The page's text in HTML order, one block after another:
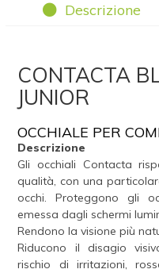
Descrizione
CONTACTA
JUNIOR
OCCHIALE PER
Descrizione
Gli occhiali Contacta
qualità, con una
occhi. Proteggono gli
emessa dagli schermi
Rendono la visione più
Riducono il disagio
rischio di irritazioni,